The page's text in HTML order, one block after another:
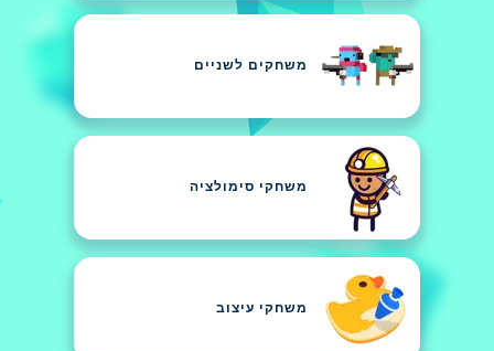
משחקים לשניים
משחקי סימולציה
משחקי עיצוב